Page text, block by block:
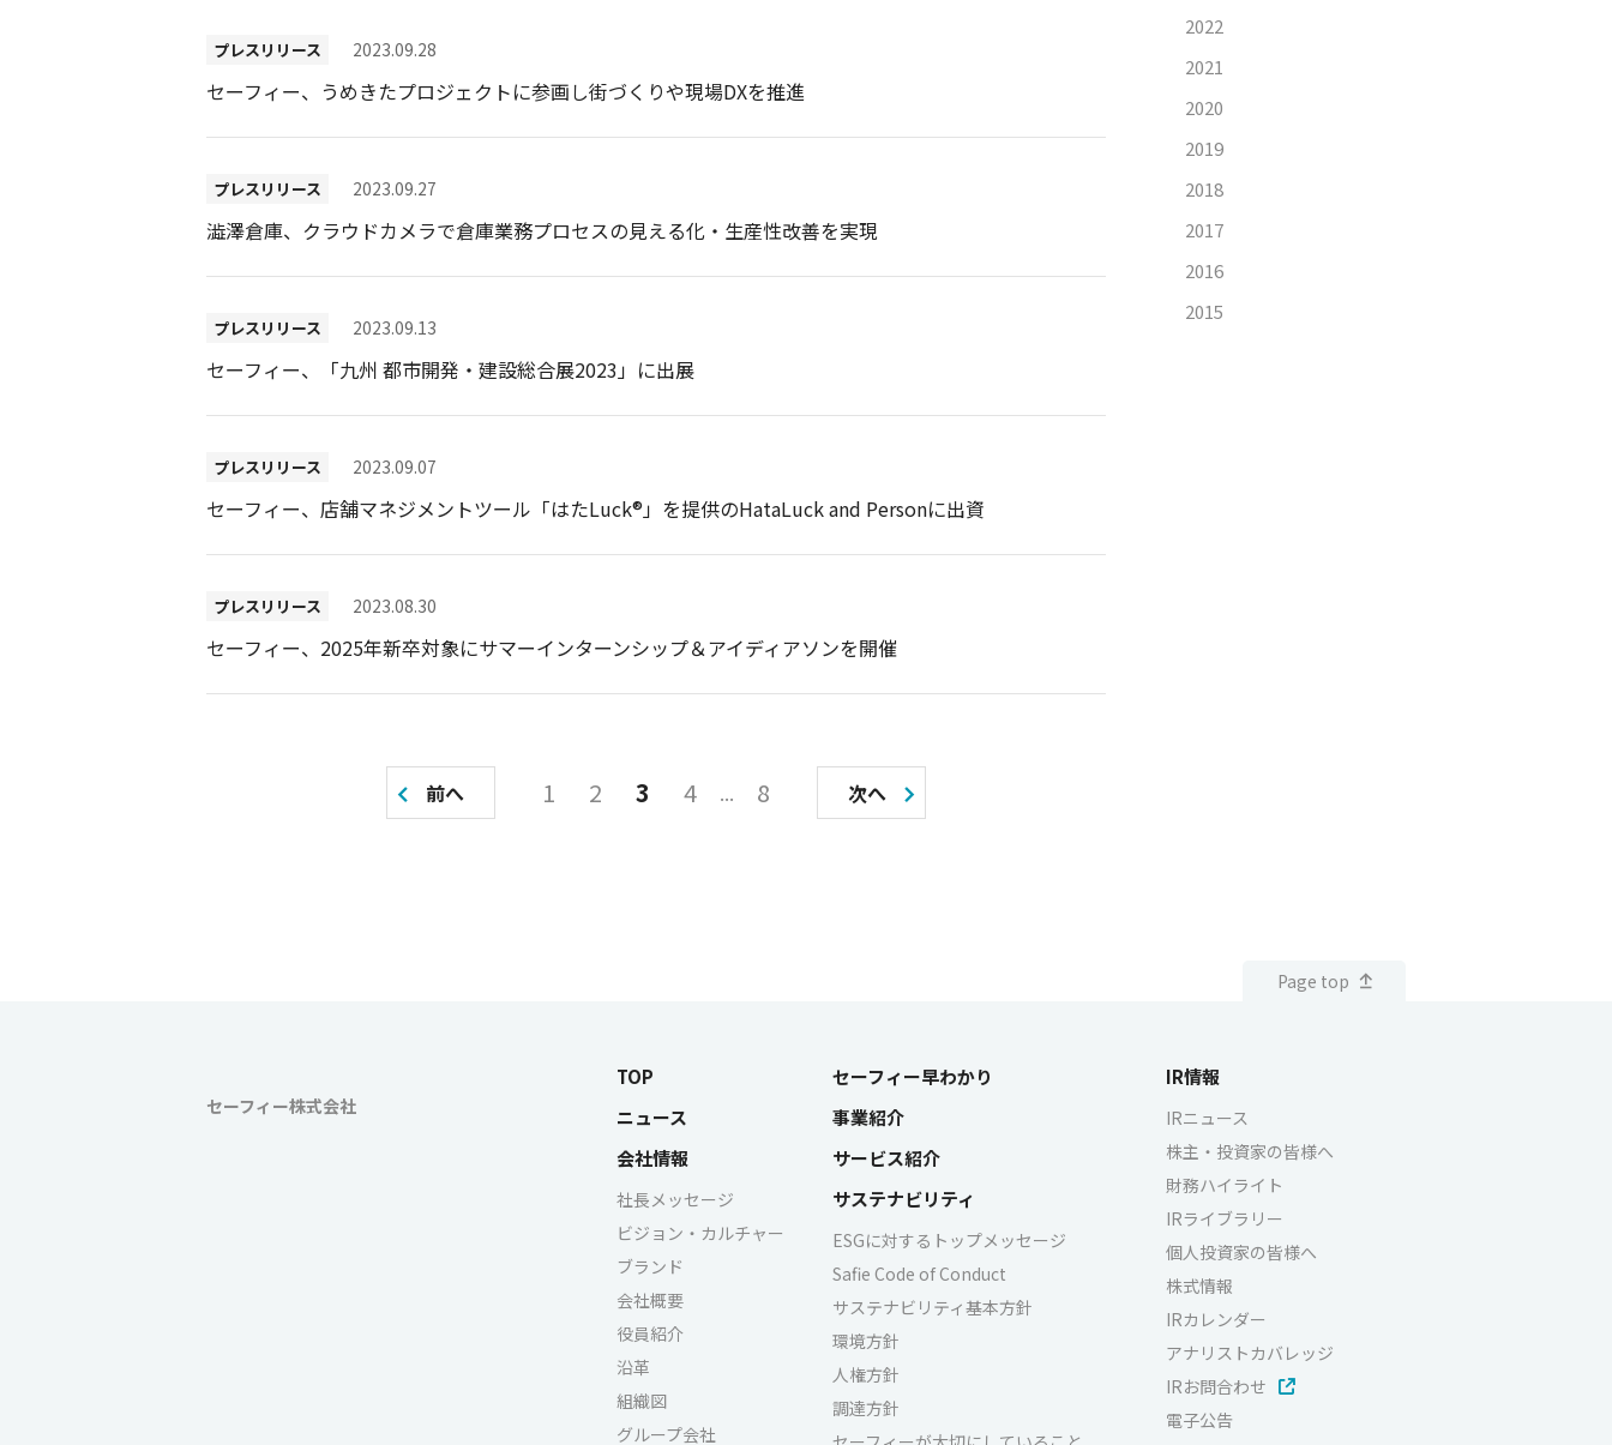
プレスリリース 2023.09.28
セーフィー、うめきたプロジェクトに参画し街づくりや現場DXを推進
プレスリリース 2023.09.27
澁澤倉庫、クラウドカメラで倉庫業務プロセスの見える化・生産性改善を実現
プレスリリース 2023.09.13
セーフィー、「九州 都市開発・建設総合展2023」に出展
プレスリリース 2023.09.07
セーフィー、店舗マネジメントツール「はたLuck®︎」を提供のHataLuck and Personに出資
プレスリリース 2023.08.30
セーフィー、2025年新卒対象にサマーインターンシップ＆アイディアソンを開催
り
前へ 1 2 3 4 8 次へ
2022
2021
2020
2019
2018
2017
2016
2015
セーフィー株式会社
Page top
TOP
ニュース
会社情報
社長メッセージ
ビジョン・カルチャー
ブランド
会社概要
役員紹介
沿革
組織図
グループ会社
セーフィー早わかり
事業紹介
サービス紹介
サステナビリティ
ESGに対するトップメッセージ
Safie Code of Conduct
サステナビリティ基本方針
環境方針
人権方針
調達方針
IR情報
IRニュース
株主・投資家の皆様へ
財務ハイライト
IRライブラリー
個人投資家の皆様へ
株式情報
IRカレンダー
アナリストカバレッジ
IRお問合わせ
電子公告